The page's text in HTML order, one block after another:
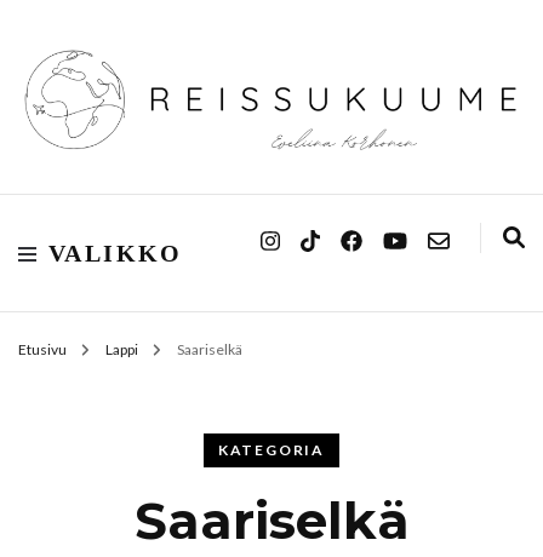
Reissukuume
VALIKKO
Etusivu Lappi Saariselkä
KATEGORIA
Saariselkä